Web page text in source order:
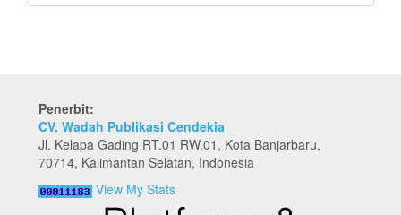
Penerbit:
CV. Wadah Publikasi Cendekia
Jl. Kelapa Gading RT.01 RW.01, Kota Banjarbaru,
70714, Kalimantan Selatan, Indonesia
View My Stats